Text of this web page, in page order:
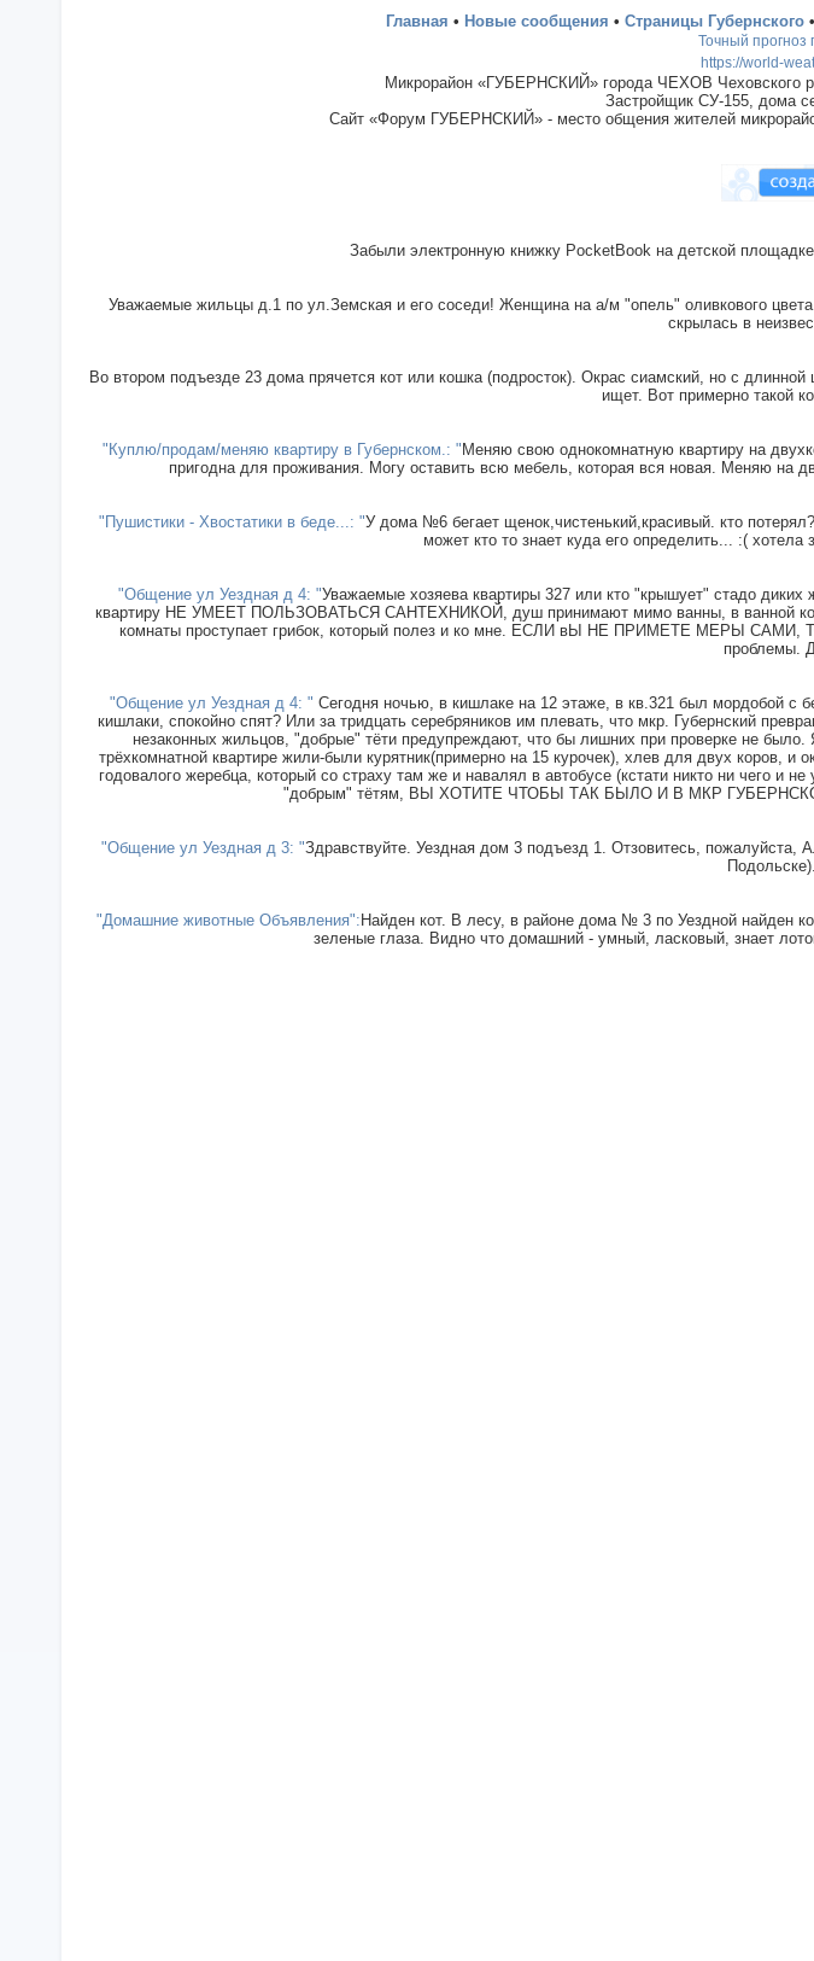
Главная • Новые сообщения • Страницы Губернского •
Точный прогноз
https://world-
Микрорайон «ГУБЕРНСКИЙ» города ЧЕХОВ Чеховского
Застройщик СУ-155, дома
Сайт «Форум ГУБЕРНСКИЙ» - место общения жителей
Забыли электронную книжку PocketBook на детской
Уважаемые жильцы д.1 по ул.Земская и его соседи! Женщина на а/м "опель" оливкового
скрылась в
Во втором подъезде 23 дома прячется кот или кошка (подросток). Окрас сиамский, но с
ищет. Вот примерно такой
"Куплю/продам/меняю квартиру в Губернском.: " Меняю свою однокомнатную квартиру на
пригодна для проживания. Могу оставить всю мебель, которая вся новая. Меняю на
"Пушистики - Хвостатики в беде...: "У дома №6 бегает щенок,чистенький,красивый. кто
может кто то знает куда его определить... :( хотела
В
"Общение ул Уездная д 4: "Уважаемые хозяева квартиры 327 или кто "крышует" стадо
квартиру НЕ УМЕЕТ ПОЛЬЗОВАТЬСЯ САНТЕХНИКОЙ, душ принимают мимо ванны, в ванной
комнаты проступает грибок, который полез и ко мне. ЕСЛИ вЫ НЕ ПРИМЕТЕ МЕРЫ
проблемы.
"Общение ул Уездная д 4: " Сегодня ночью, в кишлаке на 12 этаже, в кв.321 был мордобой с
кишлаки, спокойно спят? Или за тридцать серебряников им плевать, что мкр. Губернский
незаконных жильцов, "добрые" тёти предупреждают, что бы лишних при проверке не
трёхкомнатной квартире жили-были курятник(примерно на 15 курочек), хлев для двух коров,
годовалого жеребца, который со страху там же и навалял в автобусе (кстати никто ни чего
"добрым" тётям, ВЫ ХОТИТЕ ЧТОБЫ ТАК БЫЛО И В МКР ГУБЕРНСКОМ?
"Общение ул Уездная д 3: "Здравствуйте. Уездная дом 3 подъезд 1. Отзовитесь, пожалуйста,
"Домашние животные Объявления": Найден кот. В лесу, в районе дома № 3 по Уездной найден
зеленые глаза. Видно что домашний - умный, ласковый, знает